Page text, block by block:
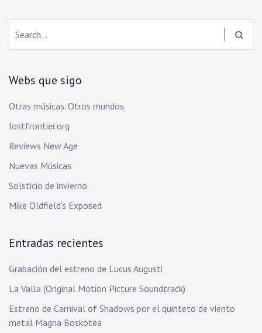
Webs que sigo
Otras músicas. Otros mundos.
lostfrontier.org
Reviews New Age
Nuevas Músicas
Solsticio de invierno
Mike Oldfield’s Exposed
Entradas recientes
Grabación del estreno de Lucus Augusti
La Valla (Original Motion Picture Soundtrack)
Estreno de Carnival of Shadows por el quinteto de viento
metal Magna Boskotea